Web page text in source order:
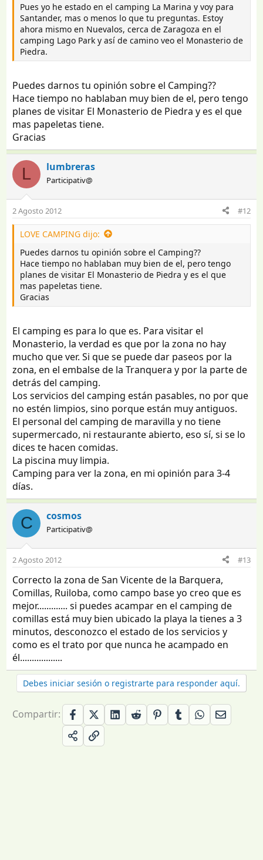
Pues yo he estado en el camping La Marina y voy para
Santander, mas o menos lo que tu preguntas. Estoy
ahora mismo en Nuevalos, cerca de Zaragoza en el
camping Lago Park y así de camino veo el Monasterio de
Piedra.
Puedes darnos tu opinión sobre el Camping??
Hace tiempo no hablaban muy bien de el, pero tengo
planes de visitar El Monasterio de Piedra y es el que
mas papeletas tiene.
Gracias
L lumbreras
Participativ@
2 Agosto 2012 #12
LOVE CAMPING dijo:
Puedes darnos tu opinión sobre el Camping??
Hace tiempo no hablaban muy bien de el, pero tengo
planes de visitar El Monasterio de Piedra y es el que
mas papeletas tiene.
Gracias
El camping es para lo que es. Para visitar el
Monasterio, la verdad es que por la zona no hay
mucho que ver. Si que se puede dar paseos por la
zona, en el embalse de la Tranquera y por la parte de
detrás del camping.
Los servicios del camping están pasables, no por que
no estén limpios, sino porque están muy antiguos.
El personal del camping de maravilla y no tiene
supermercado, ni restaurante abierto, eso sí, si se lo
dices te hacen comidas.
La piscina muy limpia.
Camping para ver la zona, en mi opinión para 3-4
días.
C cosmos
Participativ@
2 Agosto 2012 #13
Correcto la zona de San Vicente de la Barquera,
Comillas, Ruiloba, como campo base yo creo que es
mejor............. si puedes acampar en el camping de
comillas está muy bien ubicado la playa la tienes a 3
minutos, desconozco el estado de los servicios y
como es el trato por que nunca he acampado en
él..................
Debes iniciar sesión o registrarte para responder aquí.
Compartir: